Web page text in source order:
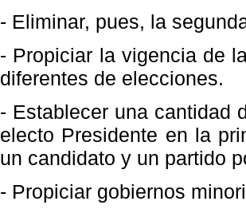
- Eliminar, pues, la
- Propiciar la vigencia de
diferentes de elecciones.
- Establecer una cantidad
electo Presidente en la
un candidato y un partido
- Propiciar gobiernos